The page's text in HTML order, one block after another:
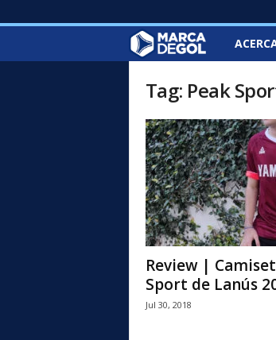
c
a
d
G
Tag: Peak
Review |
Sport de Lanús
Jul 30, 2018